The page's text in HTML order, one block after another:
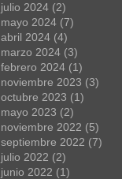
julio 2024 (2)
mayo 2024 (7)
abril 2024 (4)
marzo 2024 (3)
febrero 2024 (1)
noviembre 2023 (3)
octubre 2023 (1)
mayo 2023 (2)
noviembre 2022 (5)
septiembre 2022 (7)
julio 2022 (2)
junio 2022 (1)